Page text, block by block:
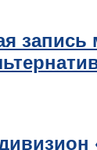
запись